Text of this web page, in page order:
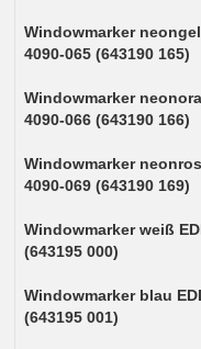
Windowmarker
4090-065 (643190 165)
Windowmarker
4090-066 (643190 166)
Windowmarker
4090-069 (643190 169)
Windowmarker weiß
(643195 000)
Windowmarker blau
(643195 001)